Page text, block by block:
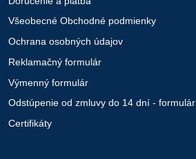
Všeobecné Obchodné podmienky
Ochrana osobných údajov
Reklamačný formulár
Výmenný formulár
Odstúpenie od zmluvy do 14 dní - formulár
Certifikáty